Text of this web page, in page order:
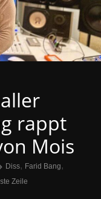
rappt
Mois
Diss, Farid Bang,
Zeile